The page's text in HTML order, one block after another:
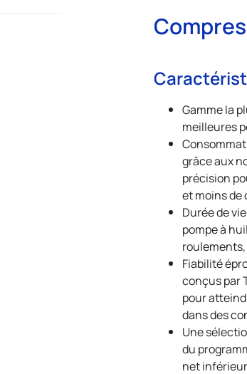
Gamme la
meilleures
grâce aux
précision
et moins de
Durée de
pompe à
Fiabilité
conçus par
pour
dans des
Une
du
net